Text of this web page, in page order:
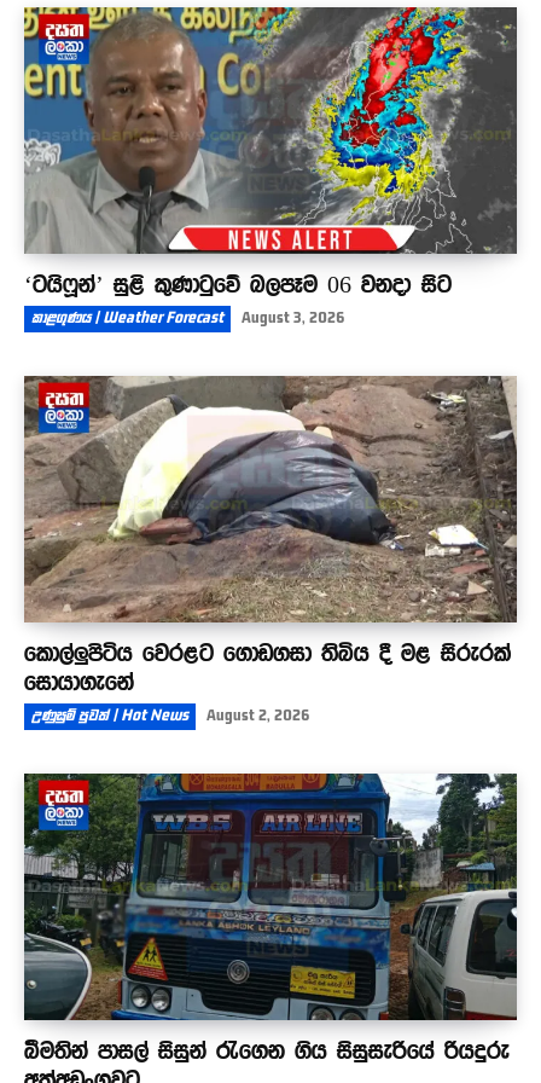
?
00:44
‘ටයිෆූන්’ සුළි කුණාටුවේ බලපෑම 06 වනදා සිට
කාළගුණය | Weather Forecast August 3, 2026
කොල්ලුපිටිය වෙරළට ගොඩගසා තිබිය දී මළ සිරුරක්
සොයාගැනේ
උණුසුම් පුවත් | Hot News August 2, 2026
බීමතින් පාසල් සිසුන් රැගෙන ගිය සිසුසැරියේ රියදුරු